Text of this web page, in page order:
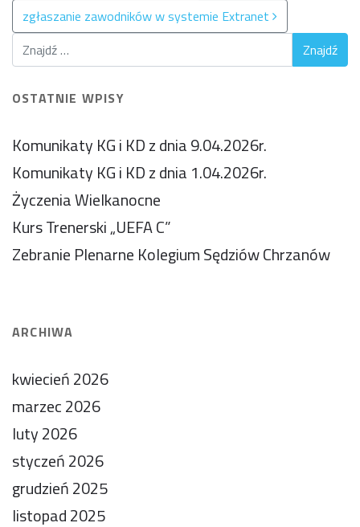
zgłaszanie zawodników w systemie Extranet
OSTATNIE WPISY
Komunikaty KG i KD z dnia 9.04.2026r.
Komunikaty KG i KD z dnia 1.04.2026r.
Życzenia Wielkanocne
Kurs Trenerski „UEFA C”
Zebranie Plenarne Kolegium Sędziów Chrzanów
ARCHIWA
kwiecień 2026
marzec 2026
luty 2026
styczeń 2026
grudzień 2025
listopad 2025